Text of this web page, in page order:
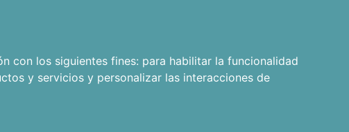
con los siguientes fines: para habilitar la funcionalidad
y servicios y personalizar las interacciones de